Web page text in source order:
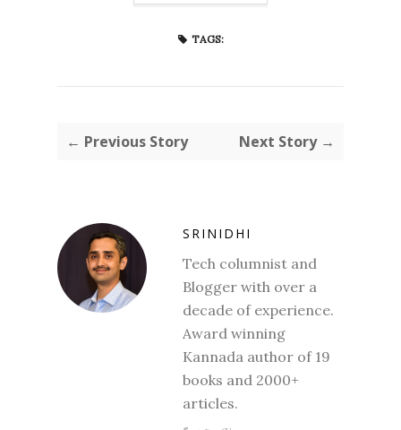
TAGS:
← Previous Story Next Story →
SRINIDHI
Tech columnist and
Blogger with over a
decade of experience.
Award winning
Kannada author of 19
books and 2000+
articles.